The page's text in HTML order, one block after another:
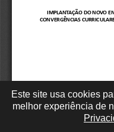
Este site usa cookies
melhor experiência de